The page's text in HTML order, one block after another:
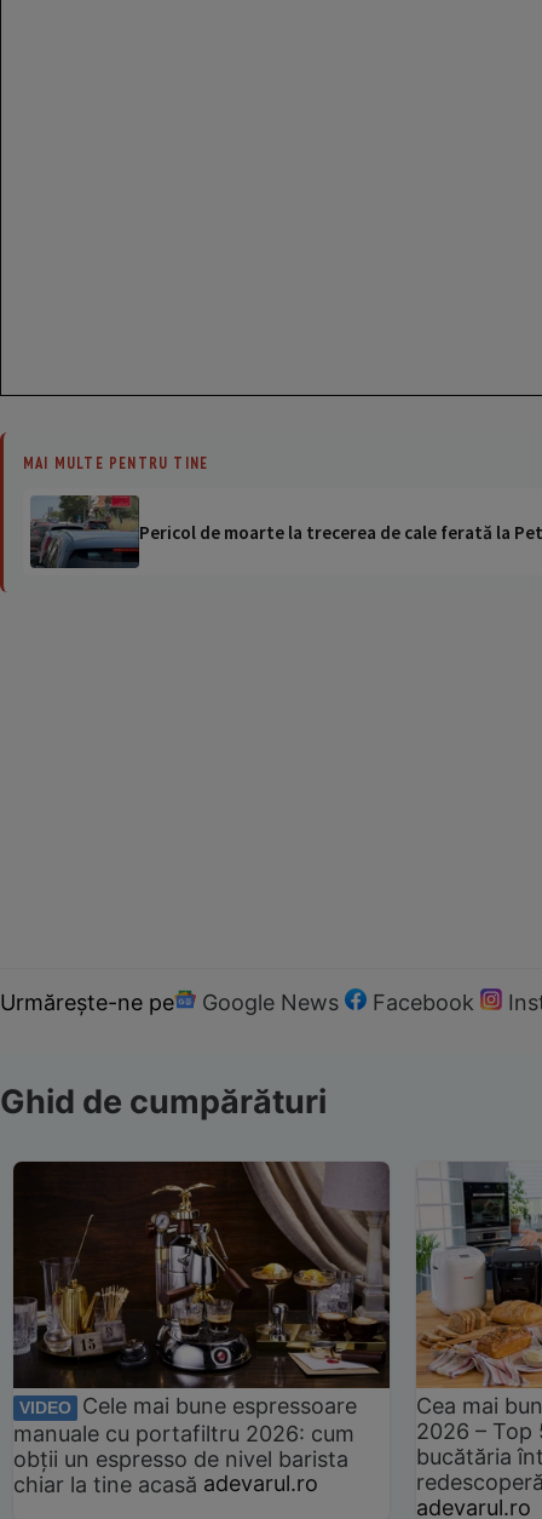
MAI MULTE PENTRU TINE
Pericol de moarte la trecerea de cale ferată la
Urmărește-ne pe Google News Facebook
Ghid de cumpărături
VIDEO
Cele mai bune espressoare
manuale cu portafiltru 2026: cum
obții un espresso de nivel barista
chiar la tine acasă adevarul.ro
Cea mai
2026 –
bucătăria
adevarul.ro